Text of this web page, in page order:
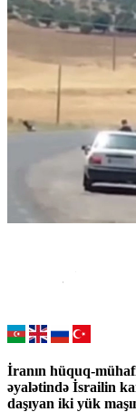
İranın hüquq-
əyalətində İsrailin
daşıyan iki yük